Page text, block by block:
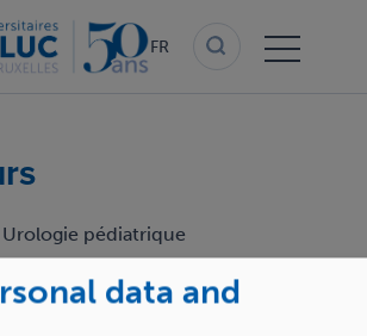
FR
Urologie pédiatrique
data and